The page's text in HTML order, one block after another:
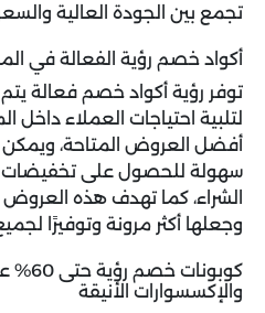
تجمع بين الجودة العالية
أكواد خصم رؤية الفعالة في
توفر رؤية أكواد خصم فعالة
لتلبية احتياجات العملاء
أفضل العروض المتاحة، ويمكن
سهولة للحصول على تخفيضات
الشراء، كما تهدف هذه
وجعلها أكثر مرونة وتوفيرًا
كوبونات
والإكسسوارات الأنيقة